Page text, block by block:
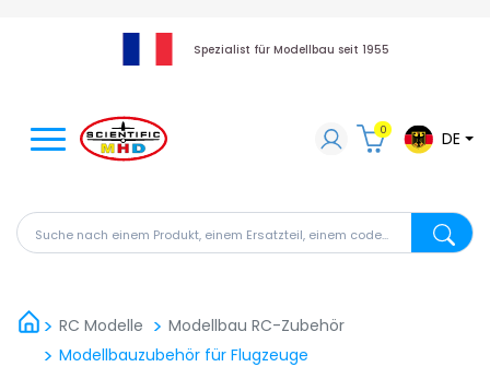
Spezialist für Modellbau seit 1955
Suche nach einem Produkt, einem Ersatzteil, einem
Suche
0 DE
RC Modelle
Modellbau RC-Zubehör
Modellbauzubehör für Flugzeuge